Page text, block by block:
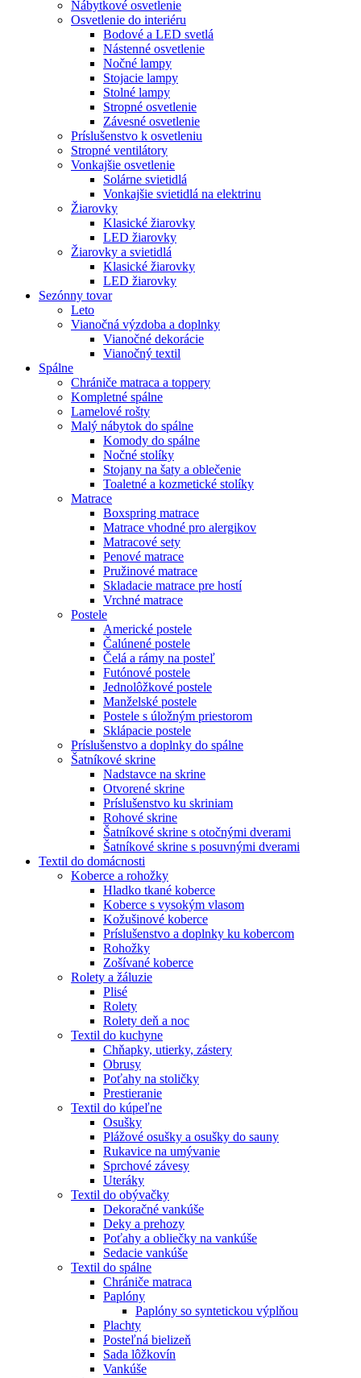
Nábytkové osvetlenie
Osvetlenie do interiéru
Bodové a LED svetlá
Nástenné osvetlenie
Nočné lampy
Stojacie lampy
Stolné lampy
Stropné osvetlenie
Závesné osvetlenie
Príslušenstvo k osvetleniu
Stropné ventilátory
Vonkajšie osvetlenie
Solárne svietidlá
Vonkajšie svietidlá na elektrinu
Žiarovky
Klasické žiarovky
LED žiarovky
Žiarovky a svietidlá
Klasické žiarovky
LED žiarovky
Sezónny tovar
Leto
Vianočná výzdoba a doplnky
Vianočné dekorácie
Vianočný textil
Spálne
Chrániče matraca a toppery
Kompletné spálne
Lamelové rošty
Malý nábytok do spálne
Komody do spálne
Nočné stolíky
Stojany na šaty a oblečenie
Toaletné a kozmetické stolíky
Matrace
Boxspring matrace
Matrace vhodné pro alergikov
Matracové sety
Penové matrace
Pružinové matrace
Skladacie matrace pre hostí
Vrchné matrace
Postele
Americké postele
Čalúnené postele
Čelá a rámy na posteľ
Futónové postele
Jednolôžkové postele
Manželské postele
Postele s úložným priestorom
Sklápacie postele
Príslušenstvo a doplnky do spálne
Šatníkové skrine
Nadstavce na skrine
Otvorené skrine
Príslušenstvo ku skriniam
Rohové skrine
Šatníkové skrine s otočnými dverami
Šatníkové skrine s posuvnými dverami
Textil do domácnosti
Koberce a rohožky
Hladko tkané koberce
Koberce s vysokým vlasom
Kožušinové koberce
Príslušenstvo a doplnky ku kobercom
Rohožky
Zošívané koberce
Rolety a žáluzie
Plisé
Rolety
Rolety deň a noc
Textil do kuchyne
Chňapky, utierky, zástery
Obrusy
Poťahy na stoličky
Prestieranie
Textil do kúpeľne
Osušky
Plážové osušky a osušky do sauny
Rukavice na umývanie
Sprchové závesy
Uteráky
Textil do obývačky
Dekoračné vankúše
Deky a prehozy
Poťahy a obliečky na vankúše
Sedacie vankúše
Textil do spálne
Chrániče matraca
Paplóny
Paplóny so syntetickou výplňou
Plachty
Posteľná bielizeň
Sada lôžkovín
Vankúše